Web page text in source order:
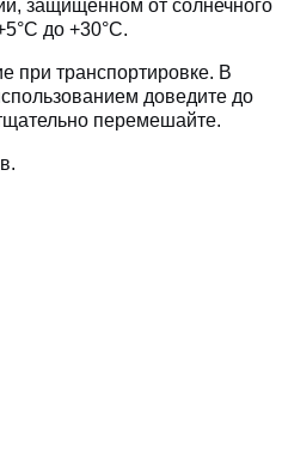
защищенном от солнечного
до +30°C.
при транспортировке. В
доведите до
перемешайте.